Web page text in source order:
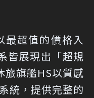
最超值的價格入
皆展現出「超規
旅旗艦HS以質感
統，提供完整的